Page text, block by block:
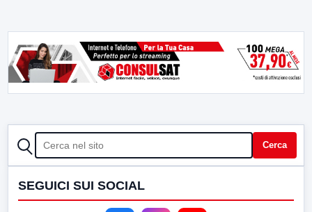
CERCA Cerca
SEGUICI SUI SOCIAL